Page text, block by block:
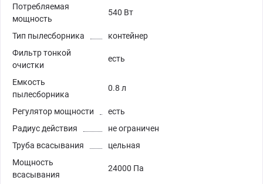
Потребляемая
мощность
540 Вт
Тип пылесборника
контейнер
Фильтр тонкой
очистки
есть
Емкость
пылесборника
0.8 л
Регулятор мощности
есть
Радиус действия
не ограничен
Труба всасывания
цельная
Мощность
всасывания
24000 Па